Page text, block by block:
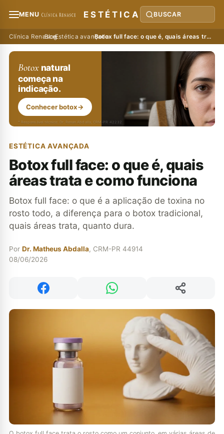
MENU ESTÉTICA BUSCAR
Clínica Renasce
›Blog
›Estética avançada
› Botox full face: o que é, quais áreas trata e como funciona
Botoxnatural
começa na
indicação.
Conhecer botox→
* Responsável técnico: Dr. Renan Abdalla, CRM-PR 42232
ESTÉTICA AVANÇADA
Botox full face: o que é, quais
áreas trata e como funciona
Botox full face: o que é a aplicação de toxina no
rosto todo, a diferença para o botox tradicional,
quais áreas trata, quanto dura.
Por Dr. Matheus Abdalla, CRM-PR 44914
08/06/2026
Compartilhar no FacebookCompartilhar no WhatsApp
Compartilhar